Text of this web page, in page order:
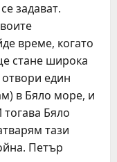
задават.
време, когато
стане широка
един
в Бяло море, и
Бяло
тази
Петър